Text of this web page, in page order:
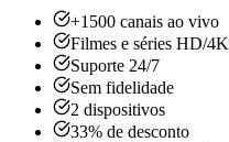
+1500 canais ao vivo
Filmes e séries HD/4K
Suporte 24/7
Sem fidelidade
2 dispositivos
33% de desconto